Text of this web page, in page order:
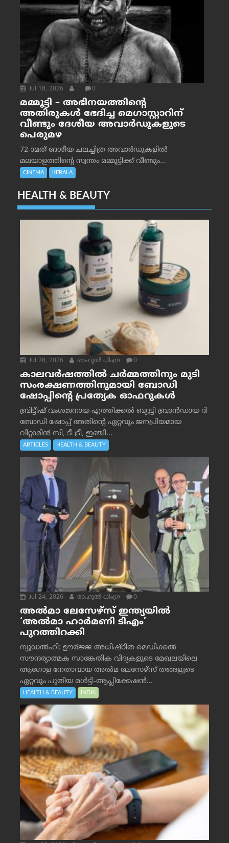
Jul 18, 2026 . 0
മമ്മൂട്ടി – അഭിനയത്തിന്റെ
അതിരുകൾ ഭേദിച്ച മെഗാസ്റ്റാറിന്
വീണ്ടും ദേശീയ അവാർഡുകളുടെ
പെരുമഴ
72-ാമത് ദേശീയ ചലച്ചിത്ര അവാര്‍ഡുകളില്‍
മലയാളത്തിന്റെ സ്വന്തം മമ്മൂട്ടിക്ക് വീണ്ടും...
CINEMA KERALA
HEALTH & BEAUTY
Jul 28, 2026 രാഹുല്‍ ധിംഗ്ര 0
കാലവർഷത്തിൽ ചർമ്മത്തിനും മുടി
സംരക്ഷണത്തിനുമായി ബോഡി
ഷോപ്പിന്റെ പ്രത്യേക ഓഫറുകൾ
ബ്രിട്ടീഷ് വംശജനായ എത്തിക്കൽ ബ്യൂട്ടി ബ്രാൻഡായ ദി
ബോഡി ഷോപ്പ് അതിന്റെ ഏറ്റവും ജനപ്രിയമായ
വിറ്റാമിൻ സി, ടീ ട്രീ, ഇഞ്ചി...
ARTICLES HEALTH & BEAUTY
Jul 24, 2026 രാഹുല്‍ ധിംഗ്ര 0
അൽമാ ലേസേഴ്സ് ഇന്ത്യയിൽ
‘അൽമാ ഹാർമണി ടിഎം’
പുറത്തിറക്കി
ന്യൂഡൽഹി: ഊർജ്ജ അധിഷ്ഠിത മെഡിക്കൽ
സൗന്ദര്യാത്മക സാങ്കേതിക വിദ്യകളുടെ മേഖലയിലെ
ആഗോള നേതാവായ അൽമ ലേസേഴ്സ് തങ്ങളുടെ
ഏറ്റവും പുതിയ മൾട്ടി-ആപ്ലിക്കേഷൻ...
HEALTH & BEAUTY INDIA